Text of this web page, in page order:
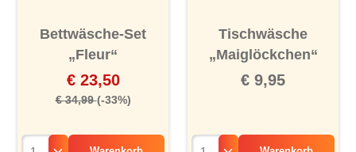
Bettwäsche-Set
„Fleur“
€ 23,50
€ 34,99(-33%)
Tischwäsche
„Maiglöckchen“
€ 9,95